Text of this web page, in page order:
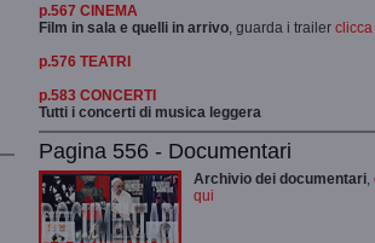
p.567 CINEMA
Film in sala e quelli in arrivo , guarda i trailer clicca
p.576 TEATRI
p.583 CONCERTI
Tutti i concerti di musica leggera
Pagina 556 - Documentari
Archivio dei documentari
qui